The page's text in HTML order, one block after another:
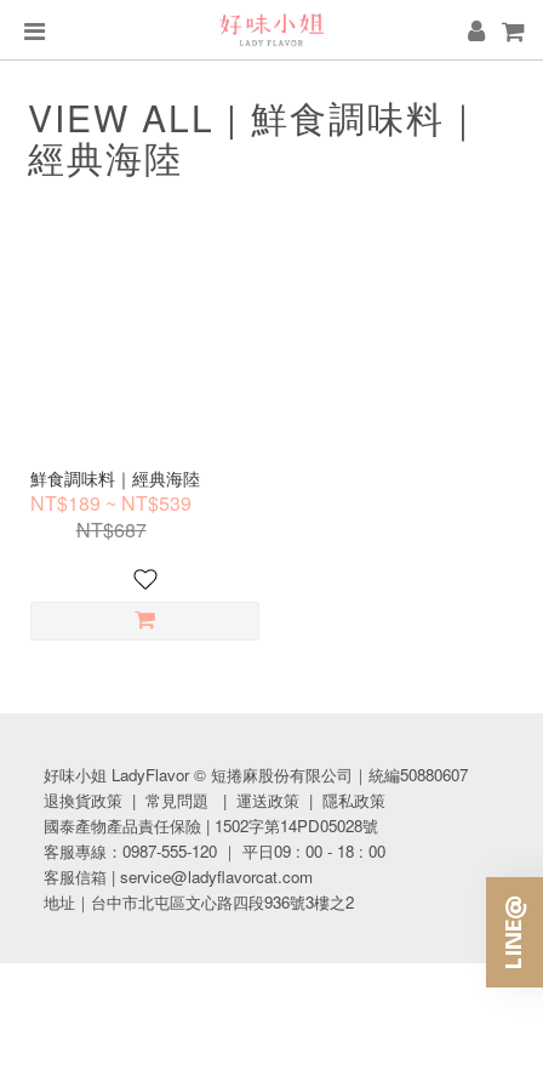
VIEW ALL | 鮮食調味料｜
經典海陸
鮮食調味料｜經典海陸
NT$189 ~ NT$539
NT$687
好味小姐 LadyFlavor © 短捲麻股份有限公司｜統編50880607
退換貨政策| 常見問題 | 運送政策| 隱私政策
國泰產物產品責任保險 | 1502字第14PD05028號
客服專線：0987-555-120 ｜ 平日09 : 00 - 18 : 00
客服信箱 | service@ladyflavorcat.com
地址｜台中市北屯區文心路四段936號3樓之2